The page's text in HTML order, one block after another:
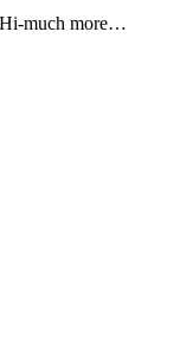
much more…